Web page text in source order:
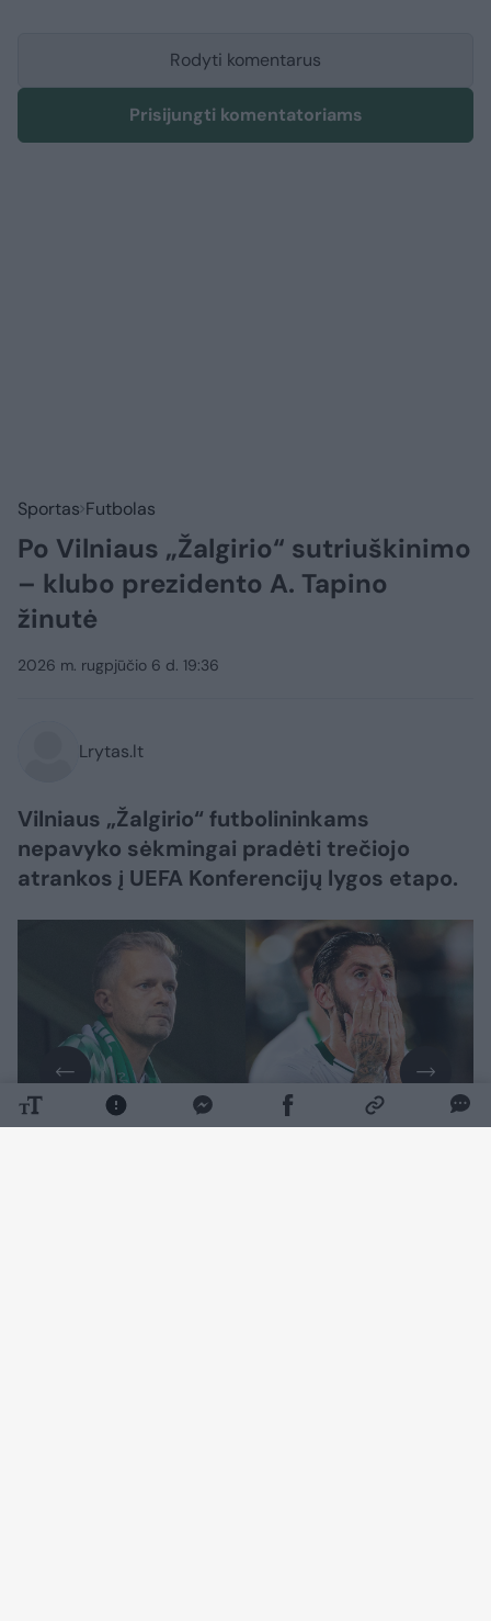
Rodyti komentarus
Prisijungti komentatoriams
Sportas Futbolas
Po Vilniaus „Žalgirio“ sutriuškinimo
– klubo prezidento A. Tapino
žinutė
2026 m. rugpjūčio 6 d. 19:36
Lrytas.lt
Vilniaus „Žalgirio“ futbolininkams
nepavyko sėkmingai pradėti trečiojo
atrankos į UEFA Konferencijų lygos etapo.